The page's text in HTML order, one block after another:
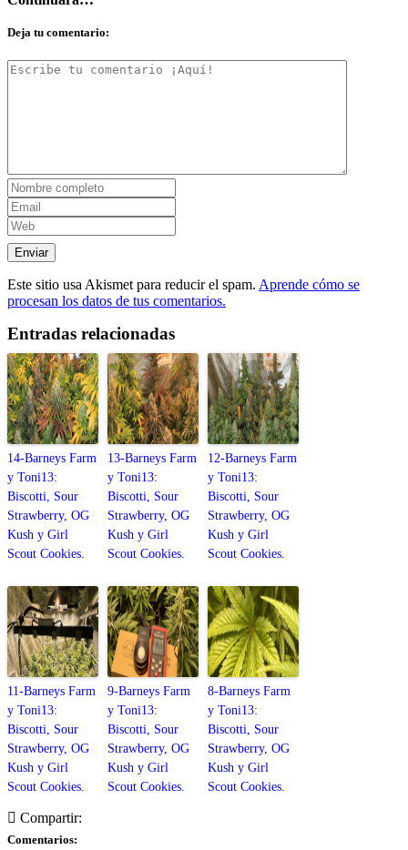
Deja tu comentario:
Este sitio usa Akismet para reducir el spam. Aprende cómo se
procesan los datos de tus comentarios.
Entradas relacionadas
14-Barneys Farm
y Toni13:
Biscotti, Sour
Strawberry, OG
Kush y Girl
Scout Cookies.
13-Barneys Farm
y Toni13:
Biscotti, Sour
Strawberry, OG
Kush y Girl
Scout Cookies.
12-Barneys Farm
y Toni13:
Biscotti, Sour
Strawberry, OG
Kush y Girl
Scout Cookies.
11-Barneys Farm
y Toni13:
Biscotti, Sour
Strawberry, OG
Kush y Girl
Scout Cookies.
9-Barneys Farm
y Toni13:
Biscotti, Sour
Strawberry, OG
Kush y Girl
Scout Cookies.
8-Barneys Farm
y Toni13:
Biscotti, Sour
Strawberry, OG
Kush y Girl
Scout Cookies.
Compartir:
Comentarios: